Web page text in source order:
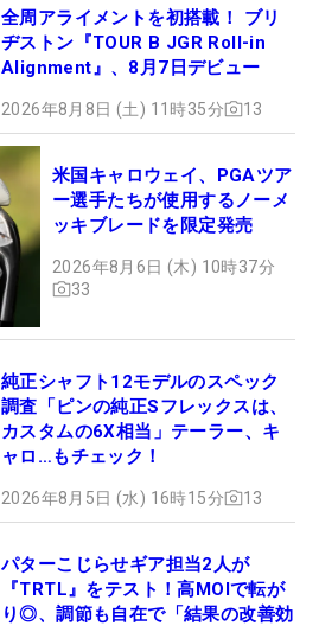
全周アライメントを初搭載！ ブリ
ヂストン『TOUR B JGR Roll-in
Alignment』、8月7日デビュー
2026年8月8日 (土) 11時35分 13
米国キャロウェイ、PGAツア
ー選手たちが使用するノーメ
ッキブレードを限定発売
2026年8月6日 (木) 10時37分
33
純正シャフト12モデルのスペック
調査「ピンの純正Sフレックスは、
カスタムの6X相当」テーラー、キ
ャロ…もチェック！
2026年8月5日 (水) 16時15分 13
パターこじらせギア担当2人が
『TRTL』をテスト！高MOIで転が
り◎、調節も自在で「結果の改善効